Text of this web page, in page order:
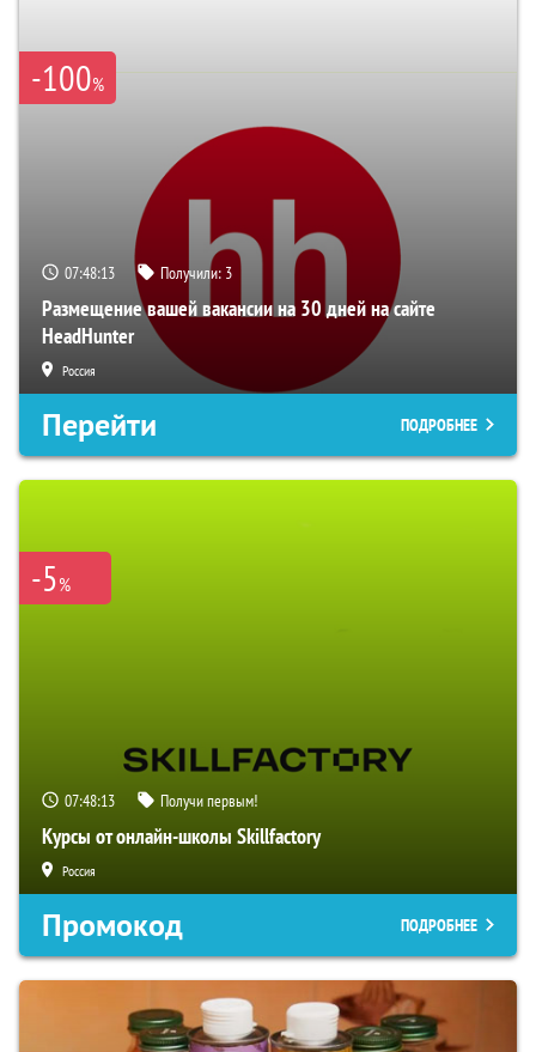
-100%
07:48:12 Получили: 3
Размещение вашей вакансии на 30 дней на сайте
HeadHunter
Россия
Перейти ПОДРОБНЕЕ
-5%
07:48:12 Получи первым!
Курсы от онлайн-школы Skillfactory
Россия
Промокод ПОДРОБНЕЕ